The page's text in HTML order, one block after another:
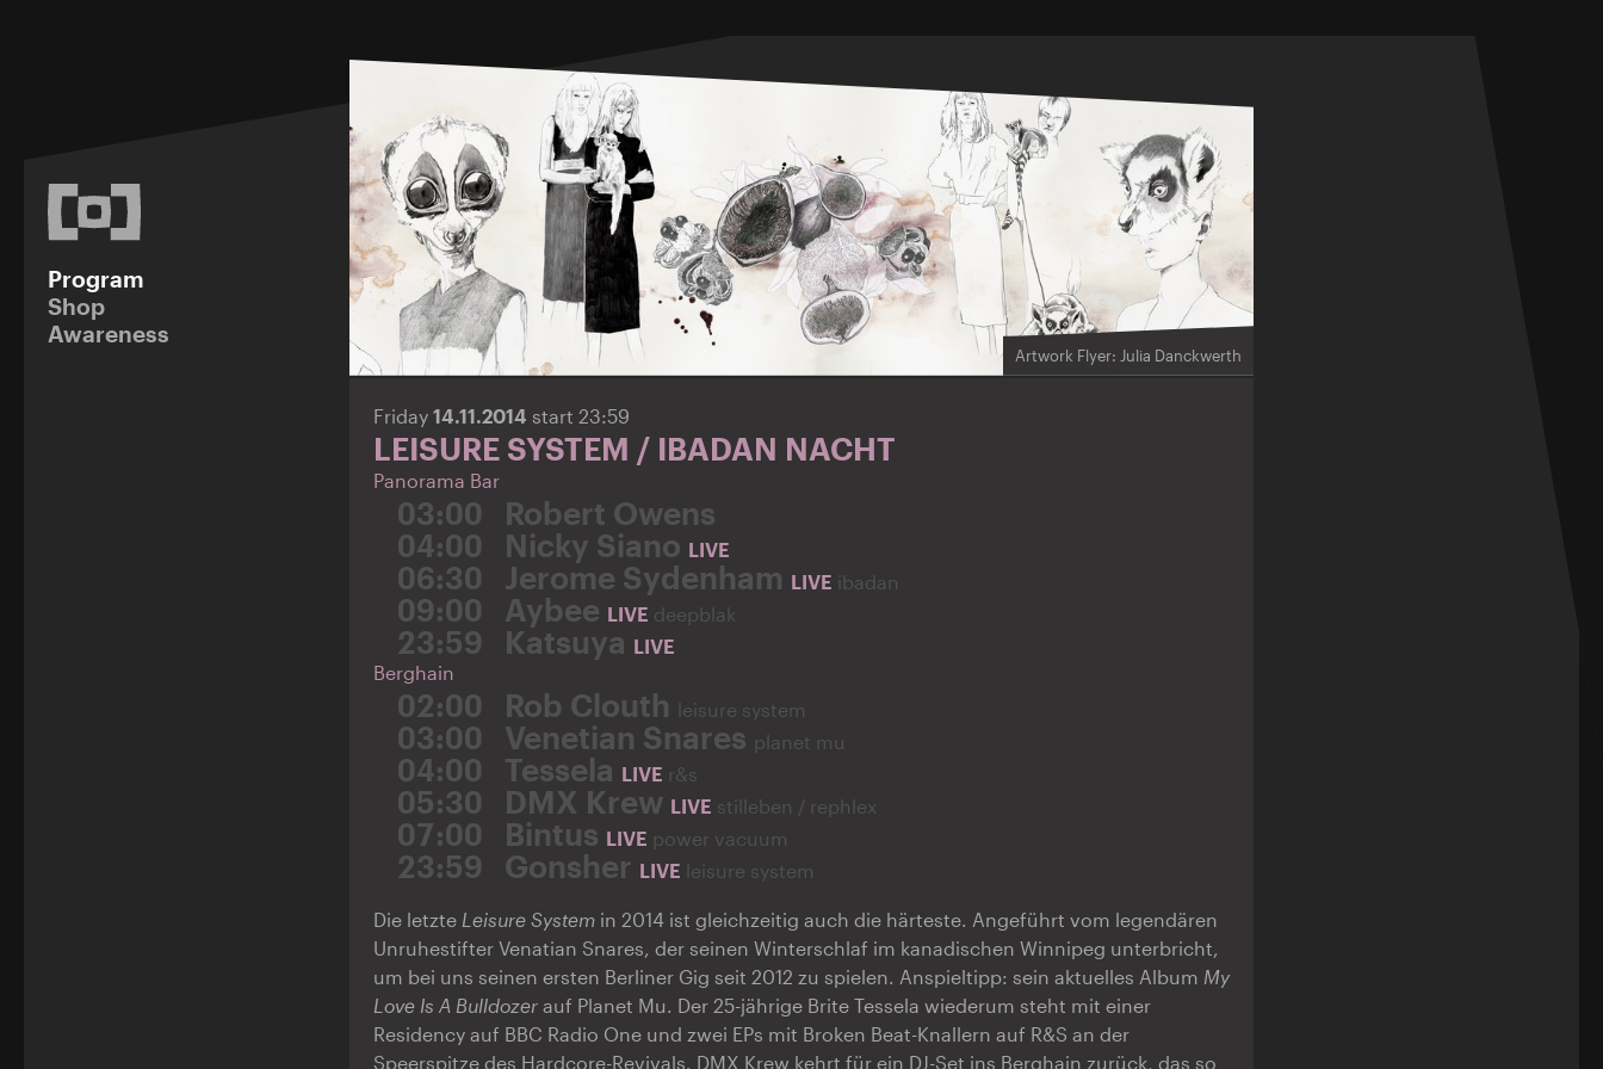
Program
Shop
Awareness
Artwork Flyer: Julia Danckwerth
Friday 14.11.2014 start 23:59
LEISURE SYSTEM / IBADAN NACHT
Panorama Bar
03:00
Robert Owens
04:00
Nicky Siano LIVE
06:30 Jerome Sydenham LIVE ibadan
09:00 Aybee LIVE deepblak
23:59 Katsuya LIVE
Berghain
02:00 Rob Clouth leisure system
03:00 Venetian Snares planet mu
04:00 Tessela LIVE r&s
05:30 DMX Krew LIVE stilleben / rephlex
07:00 Bintus LIVE power vacuum
23:59 Gonsher LIVE leisure system
Die letzte Leisure Systemin 2014 ist gleichzeitig auch die härteste. Angeführt vom legendären
Unruhestifter Venatian Snares, der seinen Winterschlaf im kanadischen Winnipeg unterbricht,
um bei uns seinen ersten Berliner Gig seit 2012 zu spielen. Anspieltipp: sein aktuelles Album My
Love Is A Bulldozerauf Planet Mu. Der 25-jährige Brite Tessela wiederum steht mit einer
Residency auf BBC Radio One und zwei EPs mit Broken Beat-Knallern auf R&S an der
Speerspitze des Hardcore-Revivals. DMX Krew kehrt für ein DJ-Set ins Berghain zurück, das so